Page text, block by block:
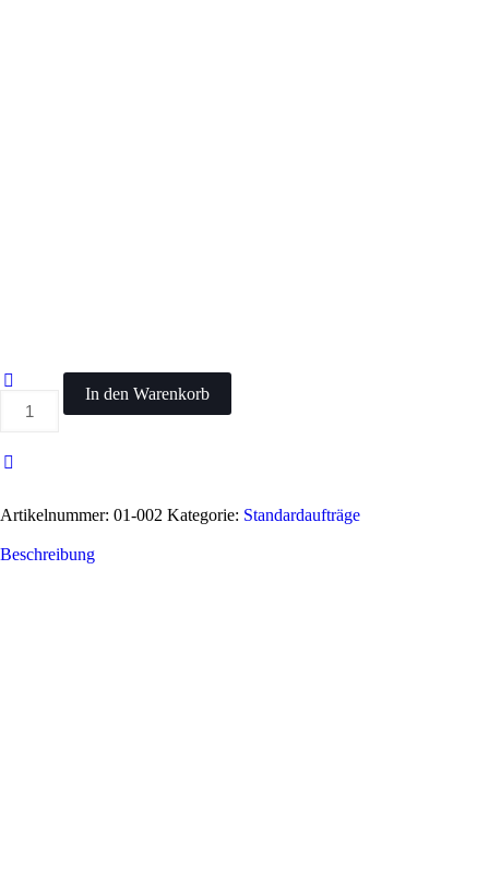
Reißverschluss
In den Warenkorb
Artikelnummer: 01-002 Kategorie: Standardaufträge
Beschreibung